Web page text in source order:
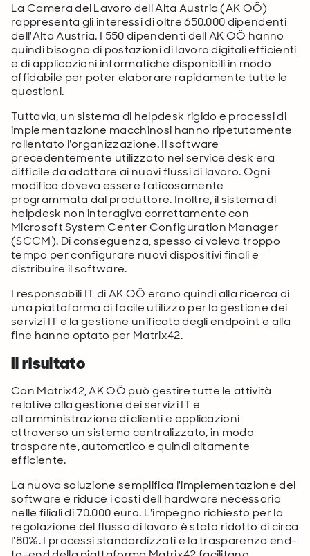
La Camera del Lavoro dell'Alta Austria (AK OÖ)
rappresenta gli interessi di oltre 650.000 dipendenti
dell'Alta Austria. I 550 dipendenti dell'AK OÖ hanno
quindi bisogno di postazioni di lavoro digitali efficienti
e di applicazioni informatiche disponibili in modo
affidabile per poter elaborare rapidamente tutte le
questioni.
Tuttavia, un sistema di helpdesk rigido e processi di
implementazione macchinosi hanno ripetutamente
rallentato l'organizzazione. Il software
precedentemente utilizzato nel service desk era
difficile da adattare ai nuovi flussi di lavoro. Ogni
modifica doveva essere faticosamente
programmata dal produttore. Inoltre, il sistema di
helpdesk non interagiva correttamente con
Microsoft System Center Configuration Manager
(SCCM). Di conseguenza, spesso ci voleva troppo
tempo per configurare nuovi dispositivi finali e
distribuire il software.
I responsabili IT di AK OÖ erano quindi alla ricerca di
una piattaforma di facile utilizzo per la gestione dei
servizi IT e la gestione unificata degli endpoint e alla
fine hanno optato per Matrix42.
Il risultato
Con Matrix42, AK OÖ può gestire tutte le attività
relative alla gestione dei servizi IT e
all'amministrazione di clienti e applicazioni
attraverso un sistema centralizzato, in modo
trasparente, automatico e quindi altamente
efficiente.
La nuova soluzione semplifica l'implementazione del
software e riduce i costi dell'hardware necessario
nelle filiali di 70.000 euro. L'impegno richiesto per la
regolazione del flusso di lavoro è stato ridotto di circa
l'80%. I processi standardizzati e la trasparenza end-